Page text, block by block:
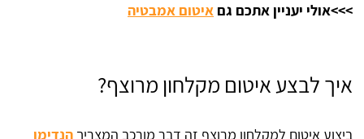
>>>אולי יעניין אתכם גם איטום אמבטיה
איך לבצע איטום מקלחון מרוצף?
ביצוע איטום למקלחון מרוצף זה דבר מורכב המצריך הנדימן